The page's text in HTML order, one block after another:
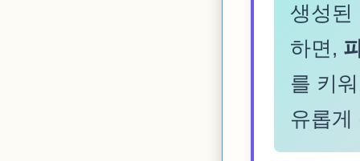
생성된
하면,
를 키
유롭게